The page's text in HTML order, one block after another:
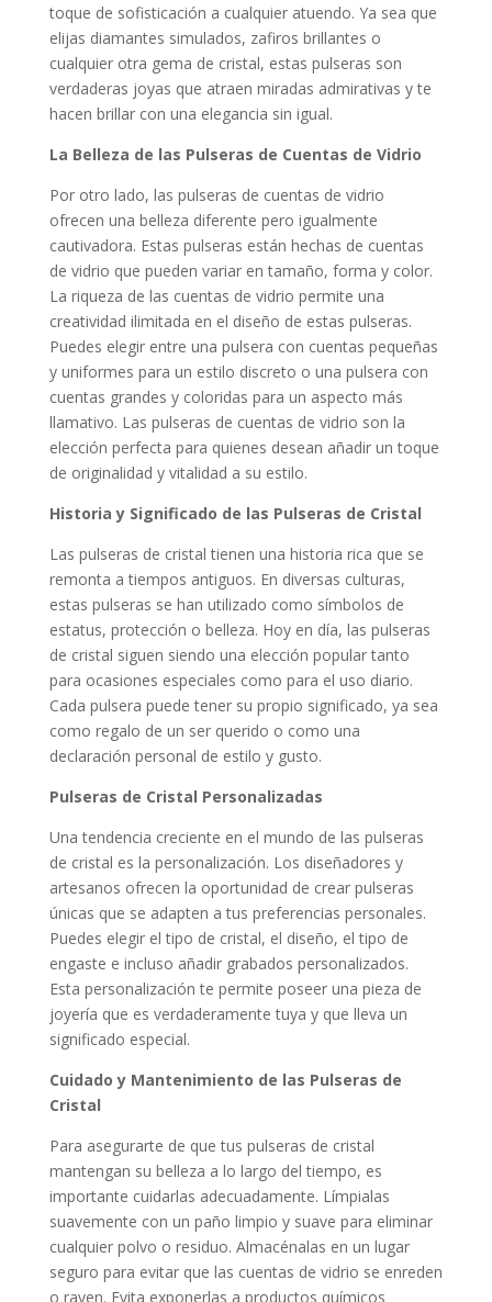
toque de sofisticación a cualquier atuendo. Ya sea que
elijas diamantes simulados, zafiros brillantes o
cualquier otra gema de cristal, estas pulseras son
verdaderas joyas que atraen miradas admirativas y te
hacen brillar con una elegancia sin igual.
La Belleza de las Pulseras de Cuentas de Vidrio
Por otro lado, las pulseras de cuentas de vidrio
ofrecen una belleza diferente pero igualmente
cautivadora. Estas pulseras están hechas de cuentas
de vidrio que pueden variar en tamaño, forma y color.
La riqueza de las cuentas de vidrio permite una
creatividad ilimitada en el diseño de estas pulseras.
Puedes elegir entre una pulsera con cuentas pequeñas
y uniformes para un estilo discreto o una pulsera con
cuentas grandes y coloridas para un aspecto más
llamativo. Las pulseras de cuentas de vidrio son la
elección perfecta para quienes desean añadir un toque
de originalidad y vitalidad a su estilo.
Historia y Significado de las Pulseras de Cristal
Las pulseras de cristal tienen una historia rica que se
remonta a tiempos antiguos. En diversas culturas,
estas pulseras se han utilizado como símbolos de
estatus, protección o belleza. Hoy en día, las pulseras
de cristal siguen siendo una elección popular tanto
para ocasiones especiales como para el uso diario.
Cada pulsera puede tener su propio significado, ya sea
como regalo de un ser querido o como una
declaración personal de estilo y gusto.
Pulseras de Cristal Personalizadas
Una tendencia creciente en el mundo de las pulseras
de cristal es la personalización. Los diseñadores y
artesanos ofrecen la oportunidad de crear pulseras
únicas que se adapten a tus preferencias personales.
Puedes elegir el tipo de cristal, el diseño, el tipo de
engaste e incluso añadir grabados personalizados.
Esta personalización te permite poseer una pieza de
joyería que es verdaderamente tuya y que lleva un
significado especial.
Cuidado y Mantenimiento de las Pulseras de
Cristal
Para asegurarte de que tus pulseras de cristal
mantengan su belleza a lo largo del tiempo, es
importante cuidarlas adecuadamente. Límpialas
suavemente con un paño limpio y suave para eliminar
cualquier polvo o residuo. Almacénalas en un lugar
seguro para evitar que las cuentas de vidrio se enreden
o rayen. Evita exponerlas a productos químicos